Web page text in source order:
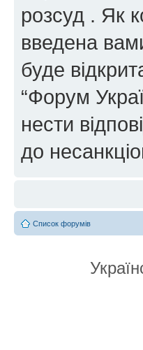
розсуд . Як
введена
буде
“Форум
нести
до
Список форумів